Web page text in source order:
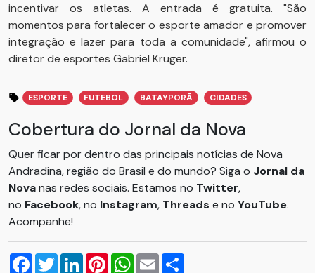
incentivar os atletas. A entrada é gratuita. "São
momentos para fortalecer o esporte amador e promover
integração e lazer para toda a comunidade", afirmou o
diretor de esportes Gabriel Kruger.
ESPORTE FUTEBOL BATAYPORÃ CIDADES
Cobertura do Jornal da Nova
Quer ficar por dentro das principais notícias de Nova
Andradina, região do Brasil e do mundo? Siga o Jornal da
Novanas redes sociais. Estamos no Twitter,
no Facebook, no Instagram, Threads e no YouTube.
Acompanhe!
Facebook
TwitterLinkedInPinterestWhatsApp
Email